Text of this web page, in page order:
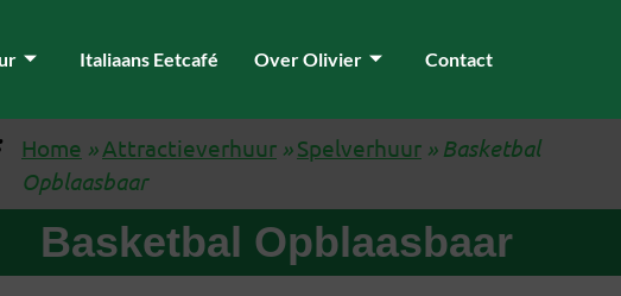
Italiaans Eetcafé Over Olivier Contact
Home »Attractieverhuur »Spelverhuur » Basketbal
Opblaasbaar
Basketbal Opblaasbaar